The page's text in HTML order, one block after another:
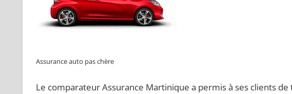
Assurance auto pas chère
Le comparateur Assurance Martinique a permis à ses clients